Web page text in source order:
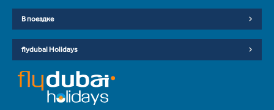
В поездке
flydubai Holidays